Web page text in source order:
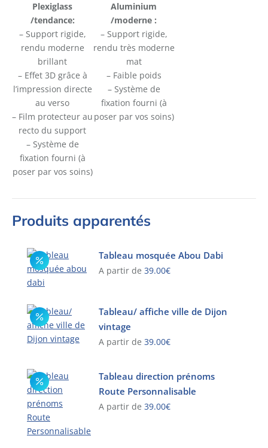
Plexiglass
/tendance:
– Support rigide,
rendu moderne
brillant
– Effet 3D grâce à
l’impression directe
au verso
– Film protecteur au
recto du support
– Système de
fixation fourni (à
poser par vos soins)
Aluminium
/moderne :
– Support rigide,
rendu très moderne
mat
– Faible poids
– Système de
fixation fourni (à
poser par vos soins)
Produits apparentés
Tableau mosquée Abou Dabi
A partir de 39.00€
a
plusieurs
variations.
options
peuvent
choisies
Tableau/ affiche ville de Dijon
vintage
A partir de 39.00€
produit
a
plusieurs
Tableau direction prénoms
Route Personnalisable
A partir de 39.00€